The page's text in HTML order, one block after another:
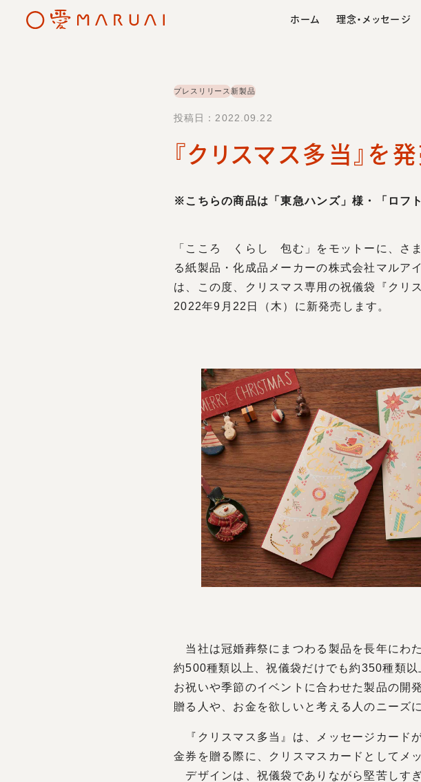
ホーム 理念・メッセージ
社長あいさつ
会社概要 営業所・パートナ
紙製品事業
地域との連携 環境への取り組
採用情報トップ マルアイの文化と働き方
プレスリリース新製品
投稿日：2022.09.22
『クリスマス多当』を発
※こちらの商品は「東急ハンズ」様・「ロフ
「こころ くらし 包む」をモットーに、さ
る紙製品・化成品メーカーの株式会社マルア
は、この度、クリスマス専用の祝儀袋『クリ
2022年9月22日（木）に新発売します。
当社は冠婚葬祭にまつわる製品を長年にわ
約500種類以上、祝儀袋だけでも約350種類
お祝いや季節のイベントに合わせた製品の開
贈る人や、お金を欲しいと考える人のニーズ
『クリスマス多当』は、メッセージカード
金券を贈る際に、クリスマスカードとしてメ
デザインは、祝儀袋でありながら堅苦しす